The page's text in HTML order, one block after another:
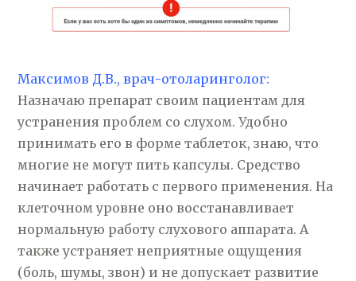
Максимов Д.В., врач-отоларинголог:
Назначаю препарат своим пациентам для
устранения проблем со слухом. Удобно
принимать его в форме таблеток, знаю, что
многие не могут пить капсулы. Средство
начинает работать с первого применения. На
клеточном уровне оно восстанавливает
нормальную работу слухового аппарата. А
также устраняет неприятные ощущения
(боль, шумы, звон) и не допускает развитие